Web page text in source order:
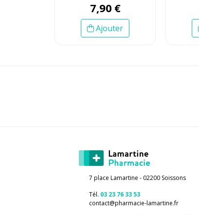
7,90 €
Ajouter
7 place Lamartine - 02200 Soissons
Tél. 03 23 76 33 53
contact@pharmacie-lamartine.fr